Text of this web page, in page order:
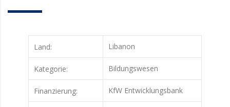
Land: Libanon
Kategorie: Bildungswesen
Finanzierung: KfW Entwicklungsbank